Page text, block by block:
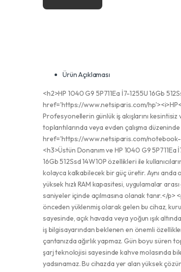
Ürün Açıklaması
<h2>HP 1040 G9 5P711Ea İ7-1255U 16Gb
href='https://www.netsiparis.com/hp'><i>HP</
Profesyonellerin günlük iş akışlarını
toplantılarında veya evden çalışma
href='https://www.netsiparis.com/notebook-
<h3>Üstün Donanım ve HP 1040 G9
16Gb 512Ssd 14W10P özellikleri ile
kolayca kalkabilecek bir güç üretir. Aynı anda
yüksek hızlı RAM kapasitesi, uygulamalar
saniyeler içinde açılmasına olanak tanır.</p>
önceden yüklenmiş olarak gelen bu cihaz,
sayesinde, açık havada veya yoğun ışık
iş bilgisayarından beklenen en önemli
çantanızda ağırlık yapmaz. Gün boyu süren
şarj teknolojisi sayesinde kahve molasında
yadsınamaz. Bu cihazda yer alan yüksek